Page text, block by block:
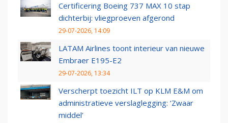
Certificering Boeing 737 MAX 10 stap
dichterbij: vliegproeven afgerond
29-07-2026, 14:09
LATAM Airlines toont interieur van nieuwe
Embraer E195-E2
29-07-2026, 13:34
Verscherpt toezicht ILT op KLM E&M om
administratieve verslaglegging: ‘Zwaar
middel’